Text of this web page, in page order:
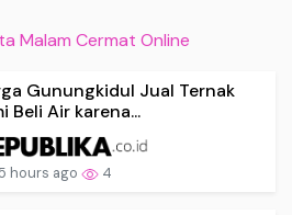
Malam Cermat Online
Gunungkidul Jual Ternak
Beli Air karena...
hours ago 4